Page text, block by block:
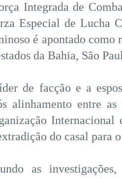
Integrada de
Especial de Lucha
é apontado como
da Bahia, São
de facção e a
alinhamento entre
do casal para
as